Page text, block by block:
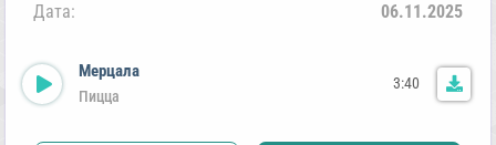
Дата:
06.11.2025
Мерцала
Пицца
3:40